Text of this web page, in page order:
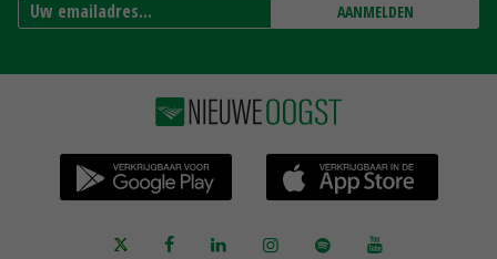
AANMELDEN